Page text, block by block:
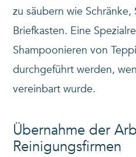
zu säubern wie
Briefkasten. Eine
Shampoonieren von
durchgeführt werden,
vereinbart wurde.
Übernahme der
Reinigungsfirmen